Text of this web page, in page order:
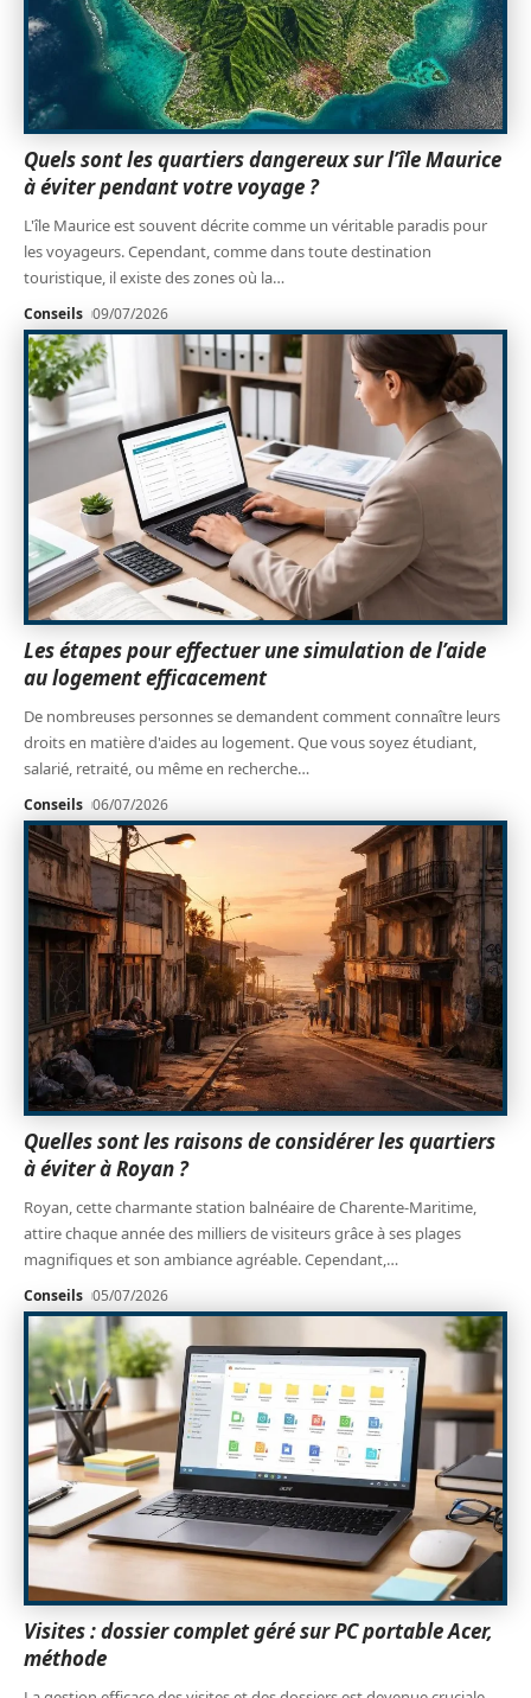
Quels sont les quartiers dangereux sur l’île Maurice
à éviter pendant votre voyage ?
L'île Maurice est souvent décrite comme un véritable paradis pour
les voyageurs. Cependant, comme dans toute destination
touristique, il existe des zones où la…
Conseils 09/07/2026
Les étapes pour effectuer une simulation de l’aide
au logement efficacement
De nombreuses personnes se demandent comment connaître leurs
droits en matière d'aides au logement. Que vous soyez étudiant,
salarié, retraité, ou même en recherche…
Conseils 06/07/2026
Quelles sont les raisons de considérer les quartiers
à éviter à Royan ?
Royan, cette charmante station balnéaire de Charente-Maritime,
attire chaque année des milliers de visiteurs grâce à ses plages
magnifiques et son ambiance agréable. Cependant, …
Conseils 05/07/2026
Visites : dossier complet géré sur PC portable Acer,
méthode